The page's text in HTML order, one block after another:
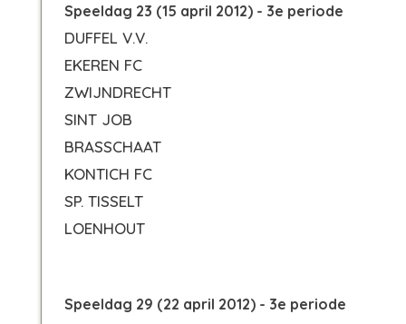
Speeldag 23 (15 april 2012) - 3e periode
DUFFEL V.V.
EKEREN FC
ZWIJNDRECHT
SINT JOB
BRASSCHAAT
KONTICH FC
SP. TISSELT
LOENHOUT
Speeldag 29 (22 april 2012) - 3e periode